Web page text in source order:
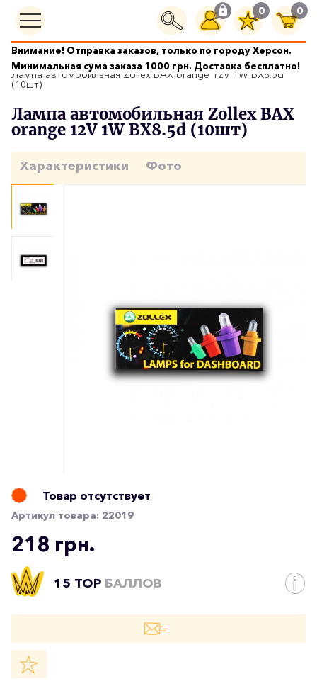
0 0
Внимание! Отправка заказов, только по городу Херсон.
Минимальная сума заказа 1000 грн. Доставка бесплатно!
Автолампы
Лампа автомобильная Zollex BAX orange 12V 1W BX8.5d
(10шт)
Лампа автомобильная Zollex BAX
orange 12V 1W BX8.5d (10шт)
Характеристики Фото
Товар отсутствует
Артикул товара: 22019
218 грн.
15 TOP БАЛЛОВ